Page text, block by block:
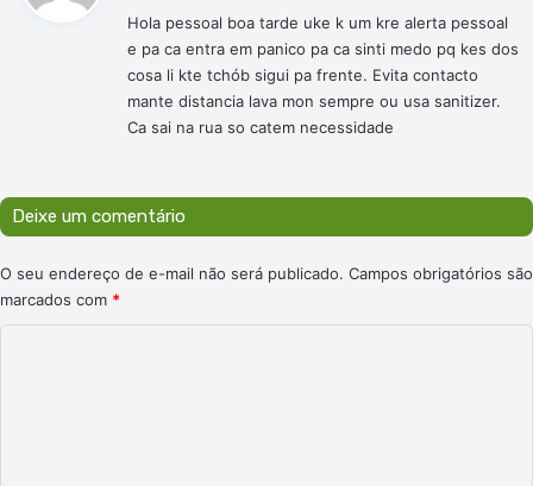
s
e
:
Hola pessoal boa tarde uke k um kre alerta pessoal
e pa ca entra em panico pa ca sinti medo pq kes dos
cosa li kte tchób sigui pa frente. Evita contacto
mante distancia lava mon sempre ou usa sanitizer.
Ca sai na rua so catem necessidade
Deixe um comentário
O seu endereço de e-mail não será publicado. Campos obrigatórios são
marcados com *